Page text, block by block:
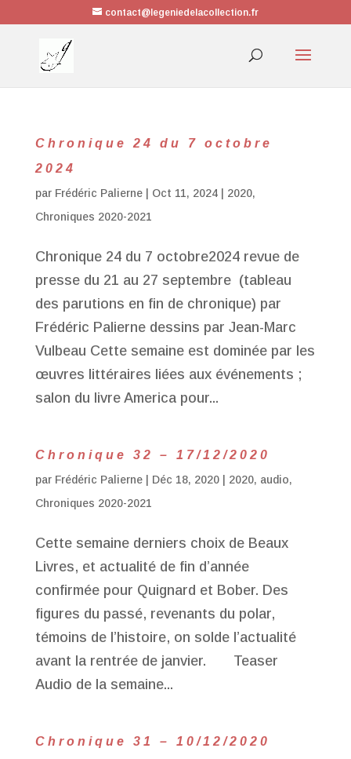
contact@legeniedelacollection.fr
Chronique 24 du 7 octobre
2024
par Frédéric Palierne| Oct 11, 2024| 2020,
Chroniques 2020-2021
Chronique 24 du 7 octobre2024 revue de
presse du 21 au 27 septembre (tableau
des parutions en fin de chronique) par
Frédéric Palierne dessins par Jean-Marc
Vulbeau Cette semaine est dominée par les
œuvres littéraires liées aux événements ;
salon du livre America pour...
Chronique 32 – 17/12/2020
par Frédéric Palierne| Déc 18, 2020| 2020, audio,
Chroniques 2020-2021
Cette semaine derniers choix de Beaux
Livres, et actualité de fin d’année
confirmée pour Quignard et Bober. Des
figures du passé, revenants du polar,
témoins de l’histoire, on solde l’actualité
avant la rentrée de janvier. Teaser
Audio de la semaine...
Chronique 31 – 10/12/2020